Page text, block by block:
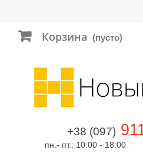
Корзина (пусто)
+38 (097)
пн.- пт.: 10:00 - 18:00